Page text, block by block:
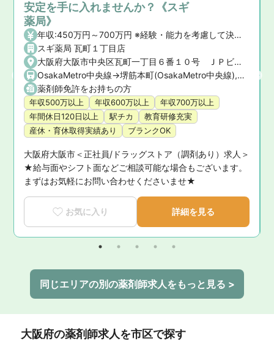
安定を手に入れませんか？《スギ
薬局》
年収:450万円～700万円 ※経験・能力を考慮して決定いたします。 【昇給】年1回 【賞与】年2回(7月・12月)、業績賞与:年1回(業績連動型) 【諸手当】資格手当、時間外手当、通勤手当、子ども手当等
スギ薬局 瓦町１丁目店
大阪府大阪市中央区瓦町一丁目６番１０号 ＪＰビル１階
OsakaMetro中央線->堺筋本町(OsakaMetro中央線),OsakaMetro堺筋線->堺筋本町(OsakaMetro堺筋線)
薬剤師免許をお持ちの方
年収500万以上 年収600万以上
年収700万以上
年間休日120日以上
駅チカ
教育研修充実
産休・育休取得実績あり
ブランクOK
大阪府大阪市＜正社員/ドラッグストア（調剤あり）求人＞
★給与面やシフト面などご相談可能な場合もございます。
まずはお気軽にお問い合わせくださいませ★
お気に入り 詳細を見る
同じエリアの別の薬剤師求人をもっと見る >
大阪府の薬剤師求人を市区で探す